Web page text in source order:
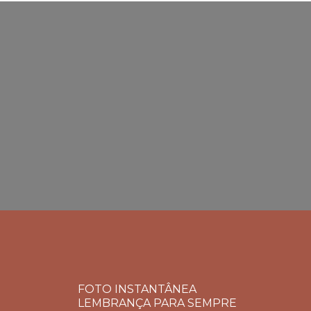
FOTO INSTANTÂNEA
LEMBRANÇA PARA SEMPRE